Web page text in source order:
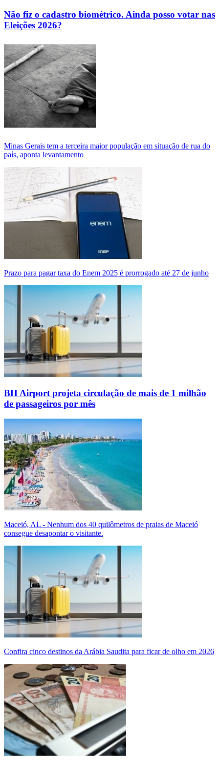
Não fiz o cadastro biométrico. Ainda posso votar nas
Eleições 2026?
Minas Gerais tem a terceira maior população em situação de rua do
país, aponta levantamento
Prazo para pagar taxa do Enem 2025 é prorrogado até 27 de junho
BH Airport projeta circulação de mais de 1 milhão
de passageiros por mês
Maceió, AL - Nenhum dos 40 quilômetros de praias de Maceió
consegue desapontar o visitante.
Confira cinco destinos da Arábia Saudita para ficar de olho em 2026